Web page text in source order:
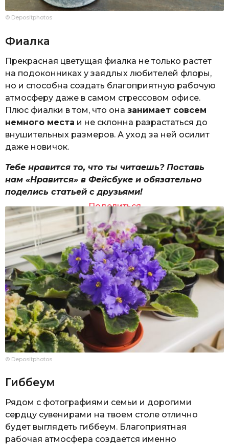
© Depositphotos
Фиалка
Прекрасная цветущая фиалка не только растет
на подоконниках у заядлых любителей флоры,
но и способна создать благоприятную рабочую
атмосферу даже в самом стрессовом офисе.
Плюс фиалки в том, что она занимает совсем
немного места и не склонна разрастаться до
внушительных размеров. А уход за ней осилит
даже новичок.
Тебе нравится то, что ты читаешь? Поставь
нам «Нравится» в Фейсбуке и обязательно
поделись статьей с друзьями!
Поделиться
© Depositphotos
Гиббеум
Рядом с фотографиями семьи и дорогими
сердцу сувенирами на твоем столе отлично
будет выглядеть гиббеум. Благоприятная
рабочая атмосфера создается именно